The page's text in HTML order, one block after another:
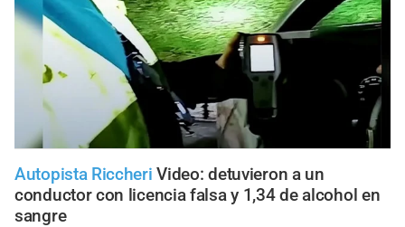
Autopista Riccheri Video: detuvieron a un
conductor con licencia falsa y 1,34 de alcohol en
sangre